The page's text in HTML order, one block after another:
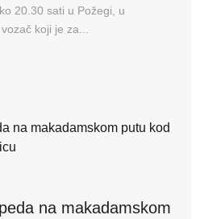
20.30 sati u Požegi, u
koji je za...
na makadamskom